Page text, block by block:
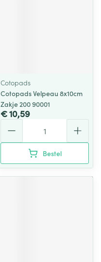
Cotopads
Cotopads Velpeau 8x10cm
Zakje 200 90001
€ 10,59
Bestel